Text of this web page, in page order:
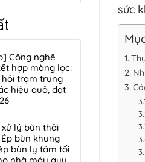
Công nghệ
hợp màng lọc:
hôi trạm trung
hiệu quả, đạt
xử lý bùn thải
bùn khung
bùn ly tâm tối
sức